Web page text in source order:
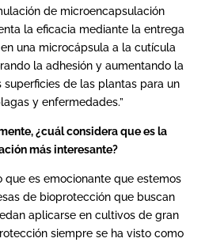
de microencapsulación
la eficacia mediante la entrega
una microcápsula a la cutícula
la adhesión y aumentando la
superficies de las plantas para un
y enfermedades.”
¿cuál considera que es la
más interesante?
que es emocionante que estemos
de bioprotección que buscan
aplicarse en cultivos de gran
siempre se ha visto como